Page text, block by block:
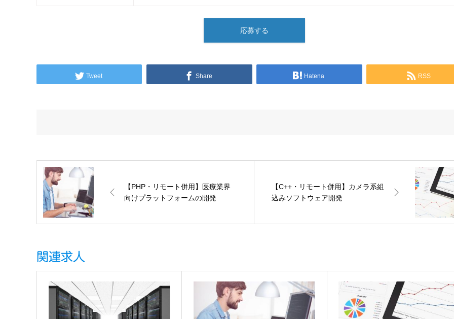
応募する
Tweet Share Hatena RSS
【PHP・リモート併用】医療業界
向けプラットフォームの開発
【C++・リモート併用】カメラ系組
込みソフトウェア開発
関連求人